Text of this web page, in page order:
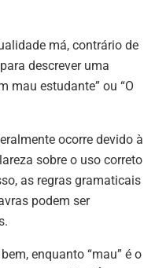
má, contrário de
descrever uma
mau estudante” ou “O
ocorre devido à
sobre o uso correto
as regras gramaticais
podem ser
enquanto “mau” é o